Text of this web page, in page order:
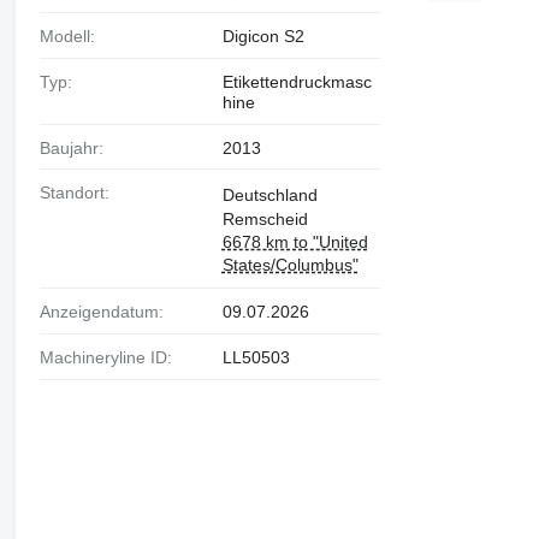
Modell: Digicon S2
Typ:
Etikettendruckmasc
hine
Baujahr: 2013
Standort:
Deutschland
Remscheid
6678 km to "United
States/Columbus"
Anzeigendatum: 09.07.2026
Machineryline ID: LL50503